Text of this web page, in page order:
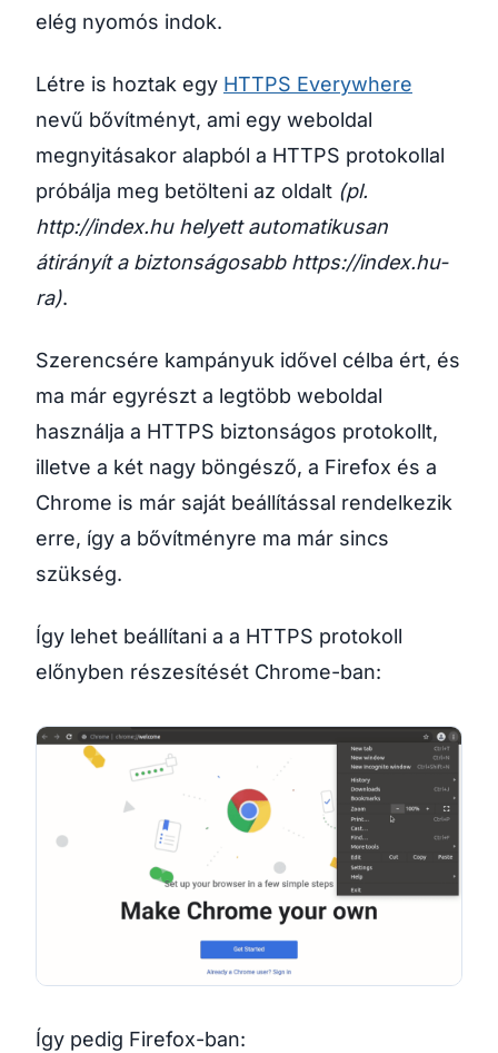
elég nyomós indok.
Létre is hoztak egy HTTPS Everywhere
nevű bővítményt, ami egy weboldal
megnyitásakor alapból a HTTPS protokollal
próbálja meg betölteni az oldalt (pl.
http://index.hu helyett automatikusan
átirányít a biztonságosabb https://index.hu-
ra).
Szerencsére kampányuk idővel célba ért, és
ma már egyrészt a legtöbb weboldal
használja a HTTPS biztonságos protokollt,
illetve a két nagy böngésző, a Firefox és a
Chrome is már saját beállítással rendelkezik
erre, így a bővítményre ma már sincs
szükség.
Így lehet beállítani a a HTTPS protokoll
előnyben részesítését Chrome-ban:
Így pedig Firefox-ban: